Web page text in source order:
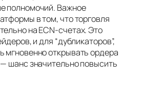
полномочий. Важное
в том, что торговля
на ECN-счетах. Это
и для “дубликаторов”,
мгновенно открывать ордера
шанс значительно повысить